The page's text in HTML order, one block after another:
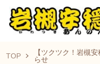
TOP
【ツクツク！岩槻
らせ